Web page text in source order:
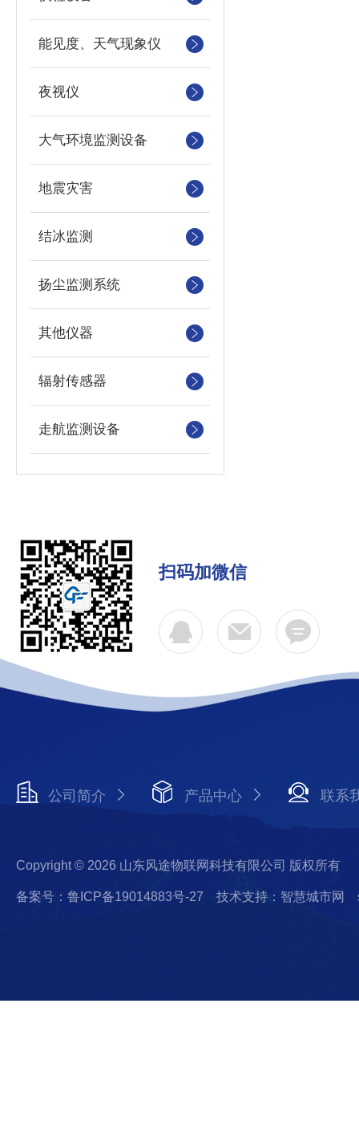
能见度、天气现象仪
夜视仪
大气环境监测设备
地震灾害
结冰监测
扬尘监测系统
其他仪器
辐射传感器
走航监测设备
扫码加微信
公司简介 产品中心 联系
Copyright © 2026 山东风途物联网科技有限公司 版权所有
备案号：鲁ICP备19014883号-27 技术支持：智慧城市网